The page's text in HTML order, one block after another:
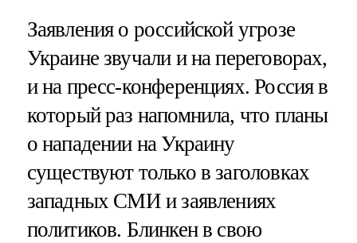
Заявления о российской угрозе
Украине звучали и на переговорах,
и на пресс-конференциях. Россия в
который раз напомнила, что планы
о нападении на Украину
существуют только в заголовках
западных СМИ и заявлениях
политиков. Блинкен в свою